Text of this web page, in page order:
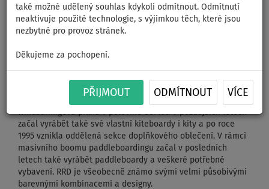
také možné udělený souhlas kdykoli odmítnout. Odmítnutí
neaktivuje použité technologie, s výjimkou těch, které jsou
nezbytné pro provoz stránek.
Děkujeme za pochopení.
PŘIJMOUT ODMÍTNOUT VÍCE
Nafukovací paddleboardy -
RRD
Zakladatel společnosti RRD (Roberto Ricci Designs) –
Roberto Ricci začal ručně navrhovat a vyrábět
začal vyrábět také své vlastní kiteboardy i kity a po roce
1995 vznikla oddělená sekce doplňkového oblečení. V rámci
masivního boomu paddleboardingu začal v posledních
letech také vyrábět paddleboardy a veškeré potřebné
vybavení. RRD je všeobecně známo svými velmi působivými
barevnými kombinacemi a designy.